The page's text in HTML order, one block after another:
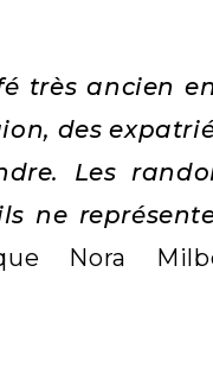
très ancien
des
Les
ne
Nora